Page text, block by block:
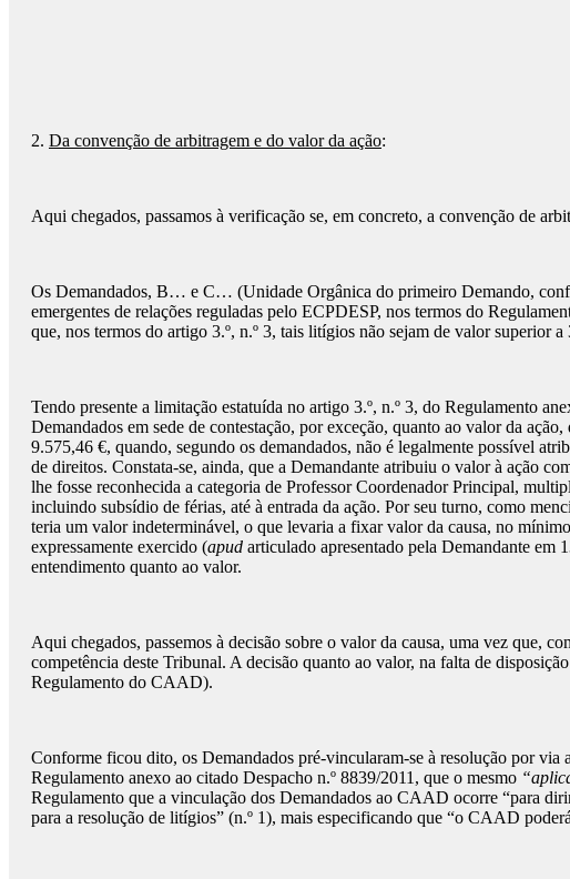
2. Da convenção de arbitragem e do valor da ação:
Aqui chegados, passamos à verificação se, em concreto, a convenção de
Os Demandados, B… e C… (Unidade Orgânica do primeiro Demando,
emergentes de relações reguladas pelo ECPDESP, nos termos do
que, nos termos do artigo 3.º, n.º 3, tais litígios não sejam de valor superior a
Tendo presente a limitação estatuída no artigo 3.º, n.º 3, do Regulamento
Demandados em sede de contestação, por exceção, quanto ao valor da
9.575,46 €, quando, segundo os demandados, não é legalmente possível
de direitos. Constata-se, ainda, que a Demandante atribuiu o valor à ação
lhe fosse reconhecida a categoria de Professor Coordenador Principal,
incluindo subsídio de férias, até à entrada da ação. Por seu turno, como
teria um valor indeterminável, o que levaria a fixar valor da causa, no
expressamente exercido (apud articulado apresentado pela Demandante em
entendimento quanto ao valor.
Aqui chegados, passemos à decisão sobre o valor da causa, uma vez que,
competência deste Tribunal. A decisão quanto ao valor, na falta de
Regulamento do CAAD).
Conforme ficou dito, os Demandados pré-vincularam-se à resolução por
Regulamento anexo ao citado Despacho n.º 8839/2011, que o mesmo
Regulamento que a vinculação dos Demandados ao CAAD ocorre “para
para a resolução de litígios” (n.º 1), mais especificando que “o CAAD